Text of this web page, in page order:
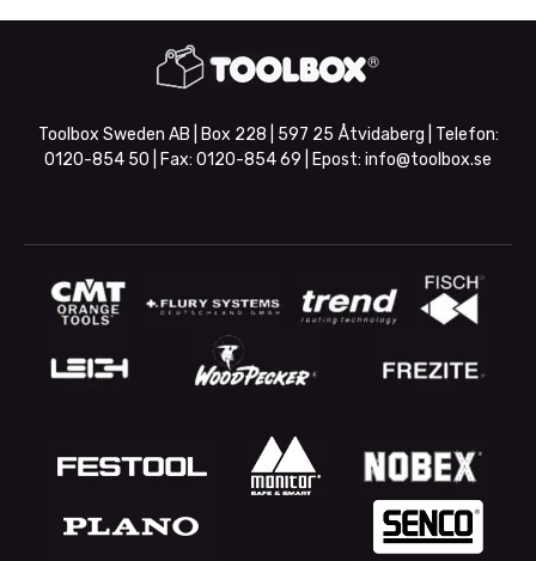
Toolbox Sweden AB | Box 228 | 597 25 Åtvidaberg | Telefon:
0120-854 50 | Fax: 0120-854 69 | Epost: info@toolbox.se